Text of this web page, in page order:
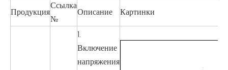
Продукция
Ссылка
№
Описание Картинки
1.
Включение
напряжения